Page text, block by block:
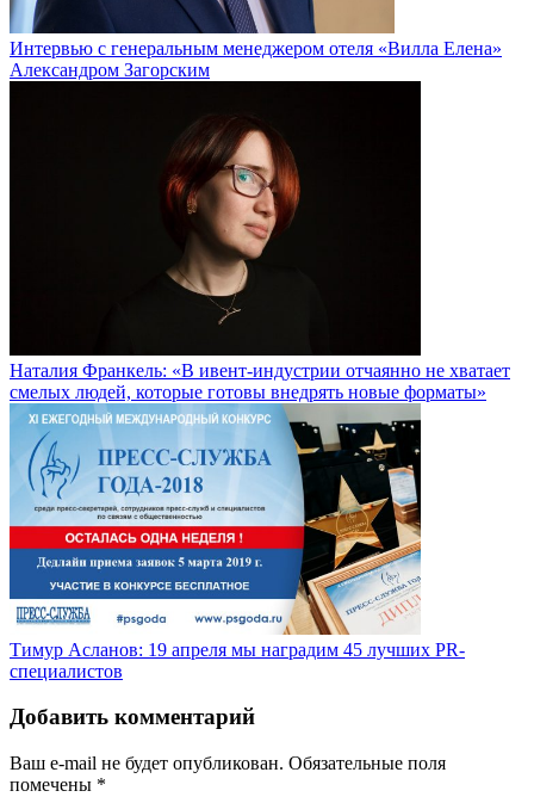
Интервью с генеральным менеджером отеля «Вилла Елена»
Александром Загорским
Наталия Франкель: «В ивент-индустрии отчаянно не хватает
смелых людей, которые готовы внедрять новые форматы»
Тимур Асланов: 19 апреля мы наградим 45 лучших PR-
специалистов
Добавить комментарий
Ваш e-mail не будет опубликован. Обязательные поля
помечены *